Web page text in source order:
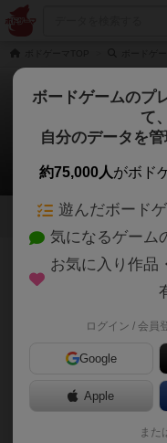
お
42 5
13746名 14名 0
ルー
バトルラインでは先
ボードゲームのプ
て、
自分のデータを
約75,000人がボド
遊んだボード
気になるゲーム
お気に入り作品
ログイン / 会員
Google
Apple
また